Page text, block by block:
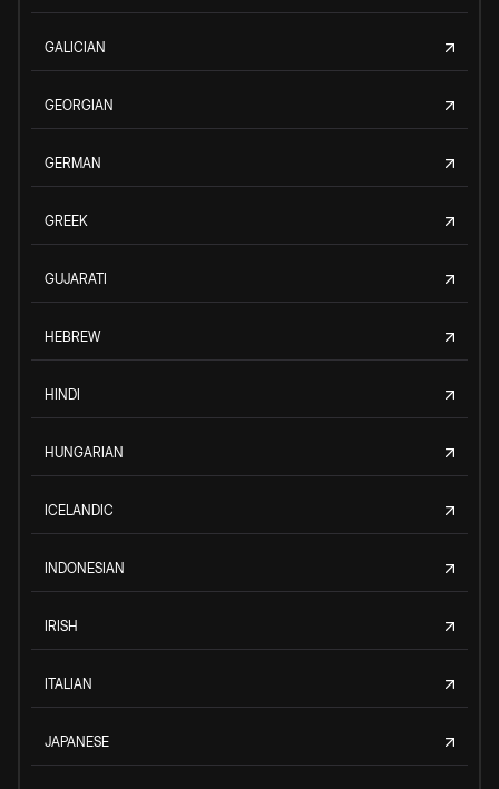
GALICIAN
GEORGIAN
GERMAN
GREEK
GUJARATI
HEBREW
HINDI
HUNGARIAN
ICELANDIC
INDONESIAN
IRISH
ITALIAN
JAPANESE